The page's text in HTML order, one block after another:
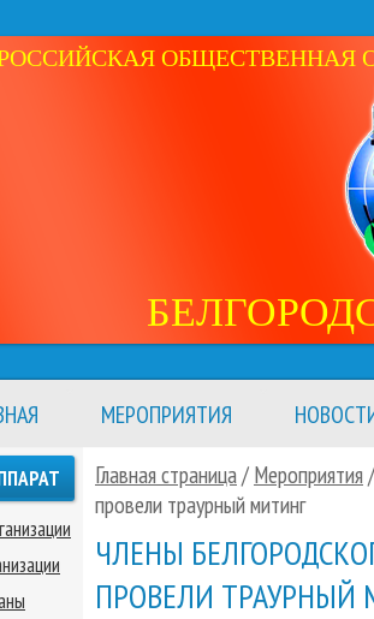
ОБЩЕСТВЕННАЯ
МЕРОПРИЯТИЯ
Главная страница/ Мероприятия
провели траурный митинг
ЧЛЕНЫ
ПРОВЕЛИ ТРАУРНЫЙ